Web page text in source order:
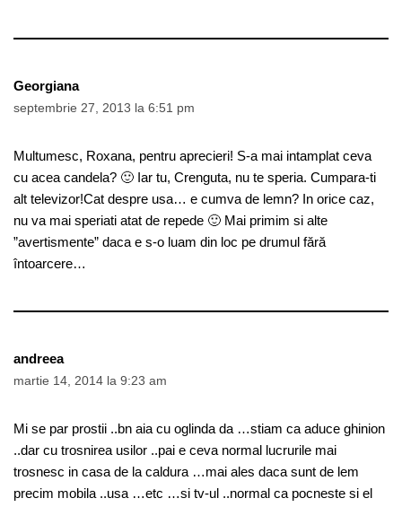
Georgiana
septembrie 27, 2013 la 6:51 pm
Multumesc, Roxana, pentru aprecieri! S-a mai intamplat ceva
cu acea candela? 🙂 Iar tu, Crenguta, nu te speria. Cumpara-ti
alt televizor!Cat despre usa… e cumva de lemn? In orice caz,
nu va mai speriati atat de repede 🙂 Mai primim si alte
”avertismente” daca e s-o luam din loc pe drumul fără
întoarcere…
andreea
martie 14, 2014 la 9:23 am
Mi se par prostii ..bn aia cu oglinda da …stiam ca aduce ghinion
..dar cu trosnirea usilor ..pai e ceva normal lucrurile mai
trosnesc in casa de la caldura …mai ales daca sunt de lem
precim mobila ..usa …etc …si tv-ul ..normal ca pocneste si el